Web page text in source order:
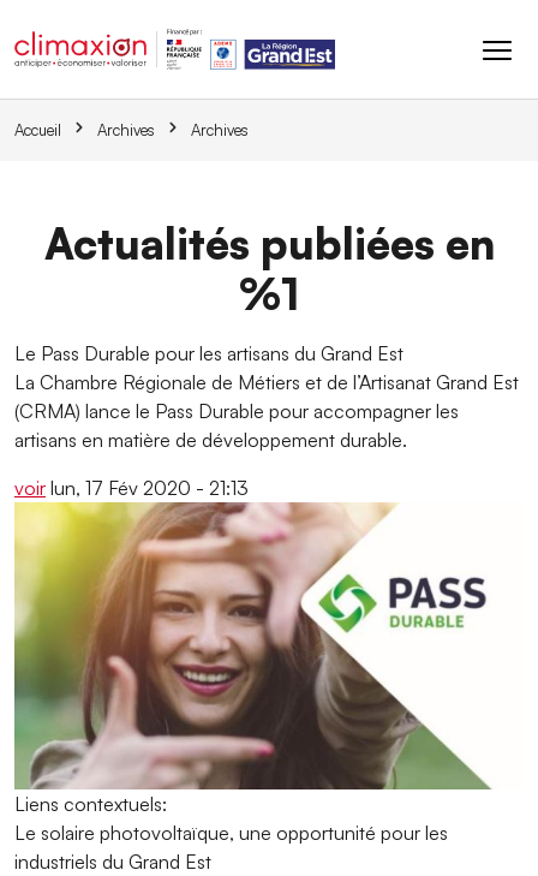
Accueil Archives Archives
Actualités publiées en
%1
Le Pass Durable pour les artisans du Grand Est
La Chambre Régionale de Métiers et de l’Artisanat Grand Est
(CRMA) lance le Pass Durable pour accompagner les
artisans en matière de développement durable.
voir lun, 17 Fév 2020 - 21:13
Liens contextuels:
Le solaire photovoltaïque, une opportunité pour les
industriels du Grand Est